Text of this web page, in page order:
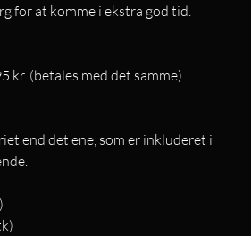
for at komme i ekstra god tid.
kr. (betales med det samme)
end det ene, som er inkluderet i